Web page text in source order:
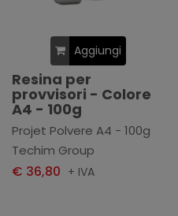
Aggiungi
Resina per
provvisori - Colore
A4 - 100g
Projet Polvere A4 - 100g
Techim Group
€ 36,80 + IVA